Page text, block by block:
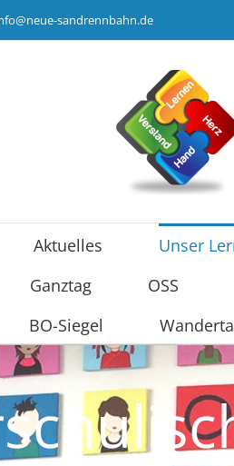
sandrennbahn.de
Aktuelles Unser
Ganztag OSS
BO-Siegel